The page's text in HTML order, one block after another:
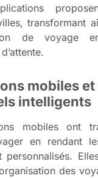
transformant
de voyage
mobiles
intelligents
mobiles ont
en rendant
personnalisés.
des